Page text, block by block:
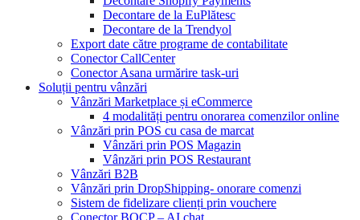
Decontare de la EuPlătesc
Decontare de la Trendyol
Export date către programe de contabilitate
Conector CallCenter
Conector Asana urmărire task-uri
Soluții pentru vânzări
Vânzări Marketplace și eCommerce
4 modalități pentru onorarea comenzilor online
Vânzări prin POS cu casa de marcat
Vânzări prin POS Magazin
Vânzări prin POS Restaurant
Vânzări B2B
Vânzări prin DropShipping- onorare comenzi
Sistem de fidelizare clienți prin vouchere
Conector BOCP – AI chat